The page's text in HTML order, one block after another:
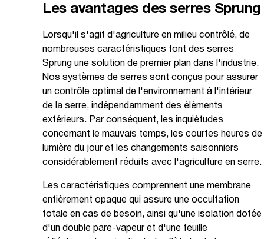
Les avantages des serres Sprung
Lorsqu'il s'agit d'agriculture en milieu contrôlé, de
nombreuses caractéristiques font des serres
Sprung une solution de premier plan dans l'industrie.
Nos systèmes de serres sont conçus pour assurer
un contrôle optimal de l'environnement à l'intérieur
de la serre, indépendamment des éléments
extérieurs. Par conséquent, les inquiétudes
concernant le mauvais temps, les courtes heures de
lumière du jour et les changements saisonniers
considérablement réduits avec l'agriculture en serre.
Les caractéristiques comprennent une membrane
entièrement opaque qui assure une occultation
totale en cas de besoin, ainsi qu'une isolation dotée
d'un double pare-vapeur et d'une feuille